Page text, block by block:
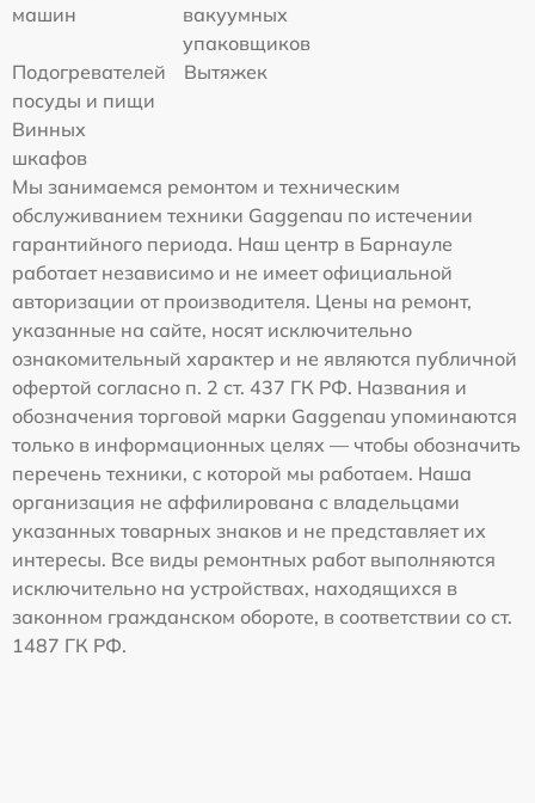
машин
вакуумных
упаковщиков
Подогревателей
посуды и пищи
Вытяжек
Винных
шкафов
Мы занимаемся ремонтом и техническим
обслуживанием техники Gaggenau по истечении
гарантийного периода. Наш центр в Барнауле
работает независимо и не имеет официальной
авторизации от производителя. Цены на ремонт,
указанные на сайте, носят исключительно
ознакомительный характер и не являются публичной
офертой согласно п. 2 ст. 437 ГК РФ. Названия и
обозначения торговой марки Gaggenau упоминаются
только в информационных целях — чтобы обозначить
перечень техники, с которой мы работаем. Наша
организация не аффилирована с владельцами
указанных товарных знаков и не представляет их
интересы. Все виды ремонтных работ выполняются
исключительно на устройствах, находящихся в
законном гражданском обороте, в соответствии со ст.
1487 ГК РФ.